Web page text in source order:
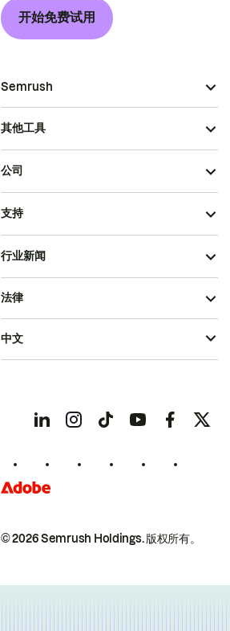
开始免费试用
Semrush
其他工具
公司
支持
行业新闻
© 2026 Semrush Holdings.版权所有。
法律
中文